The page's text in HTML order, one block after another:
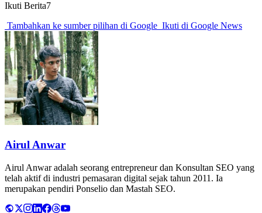
Ikuti Berita7
Tambahkan ke sumber pilihan di Google Ikuti di Google News
Airul Anwar
Airul Anwar adalah seorang entrepreneur dan Konsultan SEO yang
telah aktif di industri pemasaran digital sejak tahun 2011. Ia
merupakan pendiri Ponselio dan Mastah SEO.